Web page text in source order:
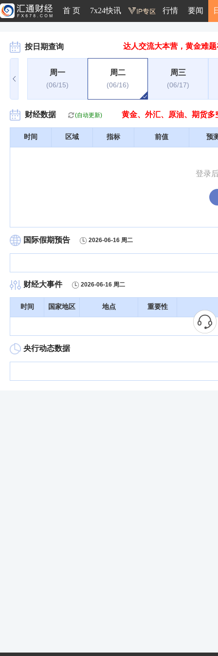
首 页 7x24快讯 行情 要闻
按日期查询 达人交流大本营，黄金难
周一
(06/15)
周二
(06/16)
周三
(06/17)
财经数据 (自动更新) 黄金、外汇、原油、期货多
时间 区域 指标 前值 预
登录
国际假期预告 2026-06-16 周二
财经大事件 2026-06-16 周二
时间 国家地区 地点 重要性
央行动态数据